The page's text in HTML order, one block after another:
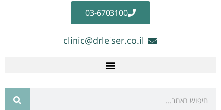
03-6703100
clinic@drleiser.co.il